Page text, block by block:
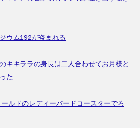
ウム192が盗まれる
キキララの身長は二人合わせてお月様と
た
ルドのレディーバードコースターでろ